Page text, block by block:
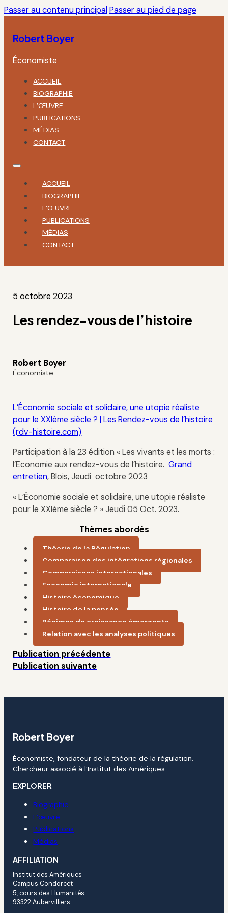
Passer au contenu principal Passer au pied de page
Robert Boyer
Économiste
ACCUEIL
BIOGRAPHIE
L’ŒUVRE
PUBLICATIONS
MÉDIAS
CONTACT
ACCUEIL
BIOGRAPHIE
L’ŒUVRE
PUBLICATIONS
MÉDIAS
CONTACT
5 octobre 2023
Les rendez-vous de l’histoire
Robert Boyer
Économiste
L’Économie sociale et solidaire, une utopie réaliste
pour le XXIème siècle ? | Les Rendez-vous de l’histoire
(rdv-histoire.com)
Participation à la 23 édition « Les vivants et les morts :
l’Economie aux rendez-vous de l’histoire.Grand
entretien, Blois, Jeudi octobre 2023
« L’Économie sociale et solidaire, une utopie réaliste
pour le XXIème siècle ? »Jeudi05 Oct. 2023.
Thèmes abordés
Théorie de la Régulation
Comparaison des intégrations régionales
Comparaisons internationales
Economie internationale
Histoire économique
Histoire de la pensée
Régimes de croissance émergents
Relation avec les analyses politiques
Publication précédente
Publication suivante
Robert Boyer
Économiste, fondateur de la théorie de la régulation.
Chercheur associé à l’Institut des Amériques.
EXPLORER
Biographie
L’œuvre
Publications
Médias
AFFILIATION
Institut des Amériques
Campus Condorcet
5, cours des Humanités
93322 Aubervilliers